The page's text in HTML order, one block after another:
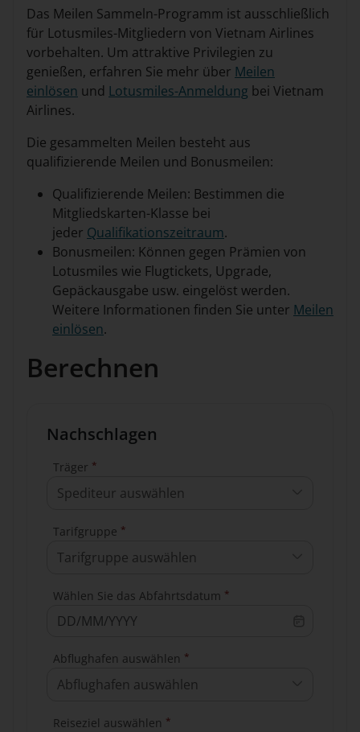
Das Meilen Sammeln-Programm ist ausschließlich
für Lotusmiles-Mitgliedern von Vietnam Airlines
vorbehalten. Um attraktive Privilegien zu
genießen, erfahren Sie mehr über Meilen
einlösen und Lotusmiles-Anmeldung bei Vietnam
Airlines.
Die gesammelten Meilen besteht aus
qualifizierende Meilen und Bonusmeilen:
Qualifizierende Meilen: Bestimmen die
Mitgliedskarten-Klasse bei
jeder Qualifikationszeitraum.
Bonusmeilen: Können gegen Prämien von
Lotusmiles wie Flugtickets, Upgrade,
Gepäckausgabe usw. eingelöst werden.
Weitere Informationen finden Sie unter Meilen
einlösen.
Berechnen
Nachschlagen
Träger *
Spediteur auswählen
Tarifgruppe *
Tarifgruppe auswählen
Wählen Sie das Abfahrtsdatum *
Abflughafen auswählen *
Abflughafen auswählen
Reiseziel auswählen *